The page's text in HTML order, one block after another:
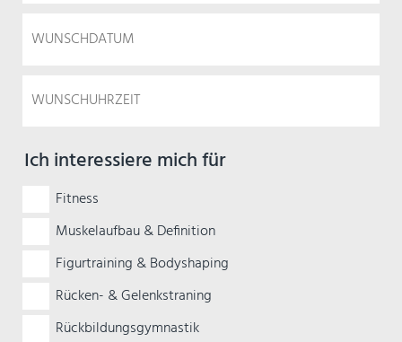
Ich interessiere mich für
Fitness
Muskelaufbau & Definition
Figurtraining & Bodyshaping
Rücken- & Gelenkstraning
Rückbildungsgymnastik